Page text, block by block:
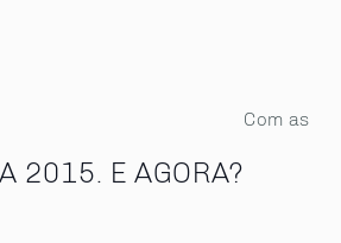
2015. E AGORA?
Com as